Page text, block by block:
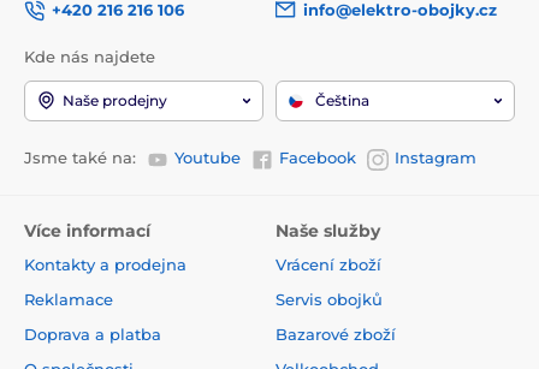
+420 216 216 106
info@elektro-obojky.cz
Kde nás najdete
Naše prodejny Čeština
Jsme také na: Youtube Facebook Instagram
Více informací
Kontakty a prodejna
Reklamace
Doprava a platba
Naše služby
Vrácení zboží
Servis obojků
Bazarové zboží